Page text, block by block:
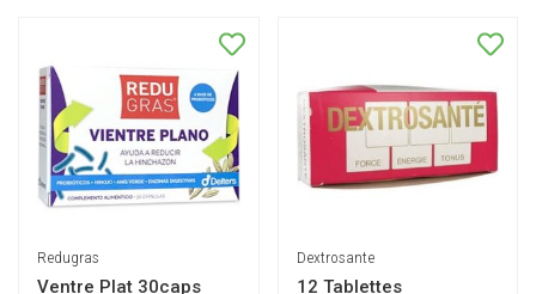
Redugras
Ventre Plat 30caps
Dextrosante
12 Tablettes